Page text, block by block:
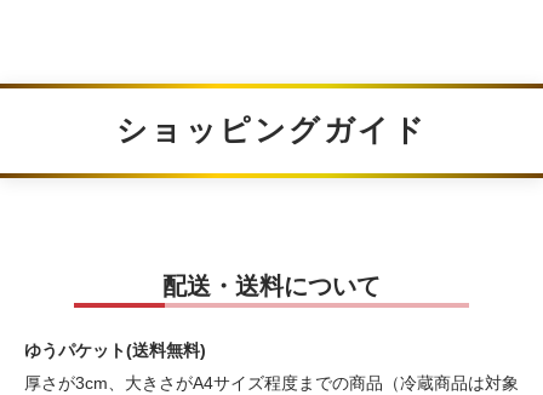
ショッピングガイド
配送・送料について
ゆうパケット(送料無料)
厚さが3cm、大きさがA4サイズ程度までの商品（冷蔵商品は対象